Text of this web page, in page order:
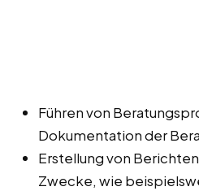
Führen von
Dokumentation der
Erstellung von
Zwecke, wie